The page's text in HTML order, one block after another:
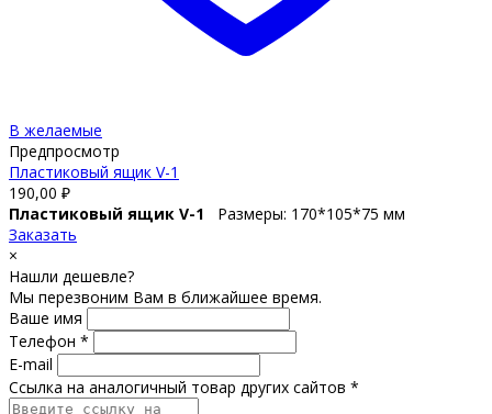
В желаемые
Предпросмотр
Пластиковый ящик V-1
190,00 ₽
Пластиковый ящик V-1
Размеры: 170*105*75 мм
Заказать
×
Нашли дешевле?
Мы перезвоним Вам в ближайшее время.
Ваше имя
Телефон *
E-mail
Ссылка на аналогичный товар других сайтов *